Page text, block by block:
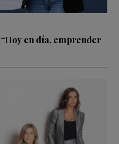
en día, emprender